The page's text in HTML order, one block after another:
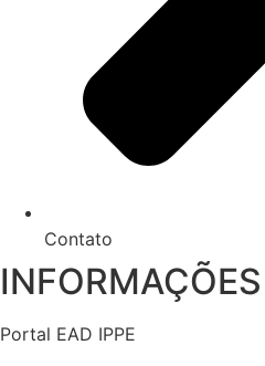
Contato
INFORMAÇÕES
Portal EAD IPPE